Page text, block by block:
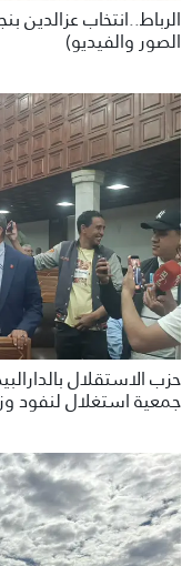
الرباط..انتخاب عزالدين
الصور والفيديو)
حزب الاستقلال
جمعية استغلال لنفود